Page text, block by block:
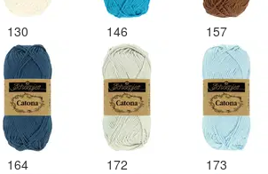
130 146 157
164 172 173